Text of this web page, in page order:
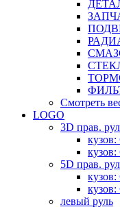
Смотреть
LOGO
3D прав.
5D прав.
левый руль